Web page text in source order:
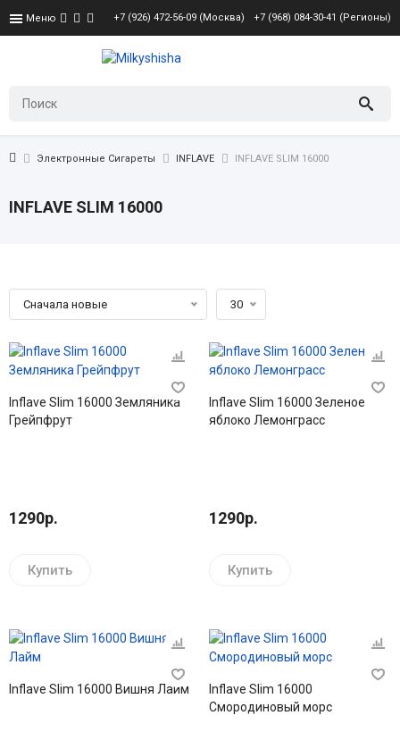
Меню +7 (926) 472-56-09 (Москва) +7 (968) 084-30-41 (Регионы)
Электронные Сигареты INFLAVE INFLAVE SLIM 16000
INFLAVE SLIM 16000
Сначала новые 30
Inflave Slim 16000 Земляника
Грейпфрут
1290р.
Купить
Inflave Slim 16000 Зеленое
яблоко Лемонграсс
1290р.
Купить
Inflave Slim 16000 Вишня Лайм
Inflave Slim 16000
Смородиновый морс